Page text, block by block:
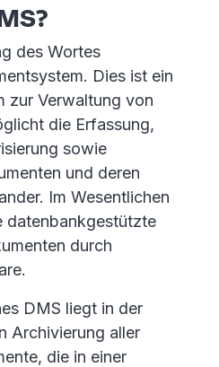
des Wortes
Dies ist ein
zur Verwaltung von
die Erfassung,
sowie
und deren
Im Wesentlichen
datenbankgestützte
durch
DMS liegt in der
Archivierung aller
die in einer